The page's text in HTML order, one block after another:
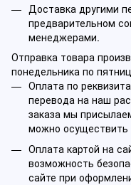
Доставка другими
предварительном
менеджерами.
Отправка товара
понедельника по
Оплата по
перевода на наш
заказа мы
можно
Оплата картой на
возможность
сайте при